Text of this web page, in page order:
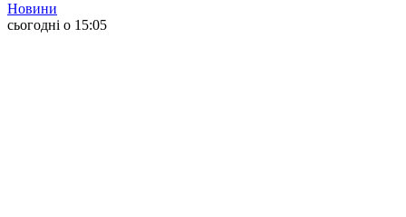
Новини
сьогодні о 15:05